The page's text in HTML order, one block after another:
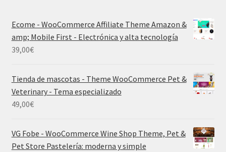
Ecome - WooCommerce Affiliate Theme Amazon &
amp; Mobile First - Electrónica y alta tecnología
39,00€
Tienda de mascotas - Theme WooCommerce Pet &
Veterinary - Tema especializado
49,00€
VG Fobe - WooCommerce Wine Shop Theme, Pet &
Pet Store Pastelería: moderna y simple